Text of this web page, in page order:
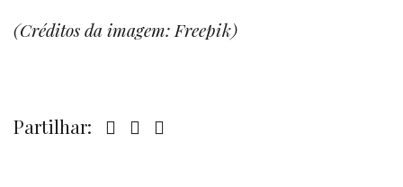
(Créditos da imagem: Freepik)
Partilhar: